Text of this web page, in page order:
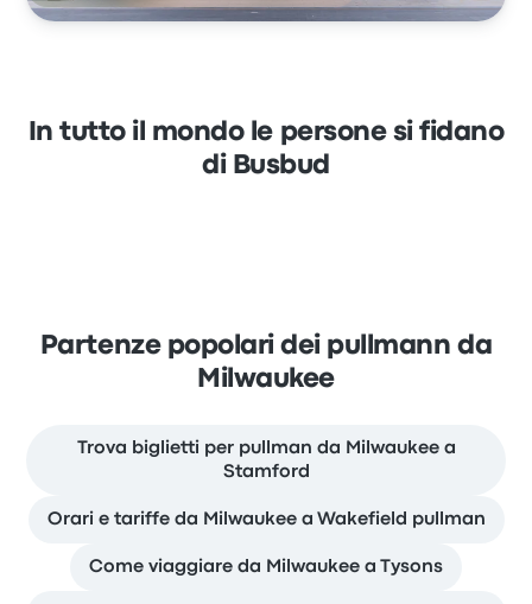
In tutto il mondo le persone si fidano
di Busbud
Partenze popolari dei pullmann da
Milwaukee
Trova biglietti per pullman da Milwaukee a
Stamford
Orari e tariffe da Milwaukee a Wakefield pullman
Come viaggiare da Milwaukee a Tysons